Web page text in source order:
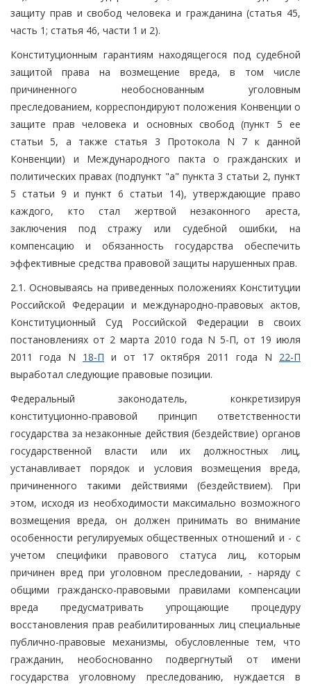
защиту прав и свобод человека и гражданина (статья 45,
часть 1; статья 46, части 1 и 2).
Конституционным гарантиям находящегося под судебной
защитой права на возмещение вреда, в том числе
причиненного необоснованным уголовным
преследованием, корреспондируют положения Конвенции о
защите прав человека и основных свобод (пункт 5 ее
статьи 5, а также статья 3 Протокола N 7 к данной
Конвенции) и Международного пакта о гражданских и
политических правах (подпункт "а" пункта 3 статьи 2, пункт
5 статьи 9 и пункт 6 статьи 14), утверждающие право
каждого, кто стал жертвой незаконного ареста,
заключения под стражу или судебной ошибки, на
компенсацию и обязанность государства обеспечить
эффективные средства правовой защиты нарушенных прав.
2.1. Основываясь на приведенных положениях Конституции
Российской Федерации и международно-правовых актов,
Конституционный Суд Российской Федерации в своих
постановлениях от 2 марта 2010 года N 5-П, от 19 июля
2011 года N 18-П и от 17 октября 2011 года N 22-П
выработал следующие правовые позиции.
Федеральный законодатель, конкретизируя
конституционно-правовой принцип ответственности
государства за незаконные действия (бездействие) органов
государственной власти или их должностных лиц,
устанавливает порядок и условия возмещения вреда,
причиненного такими действиями (бездействием). При
этом, исходя из необходимости максимально возможного
возмещения вреда, он должен принимать во внимание
особенности регулируемых общественных отношений и - с
учетом специфики правового статуса лиц, которым
причинен вред при уголовном преследовании, - наряду с
общими гражданско-правовыми правилами компенсации
вреда предусматривать упрощающие процедуру
восстановления прав реабилитированных лиц специальные
публично-правовые механизмы, обусловленные тем, что
гражданин, необоснованно подвергнутый от имени
государства уголовному преследованию, нуждается в